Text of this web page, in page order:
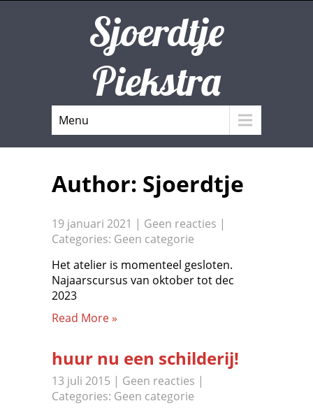
Sjoerdtje
Piekstra
Menu
Author: Sjoerdtje
19 januari 2021 | Geen reacties |
Categories: Geen categorie
Het atelier is momenteel gesloten.
Najaarscursus van oktober tot dec
2023
Read More »
huur nu een schilderij!
13 juli 2015 | Geen reacties |
Categories: Geen categorie